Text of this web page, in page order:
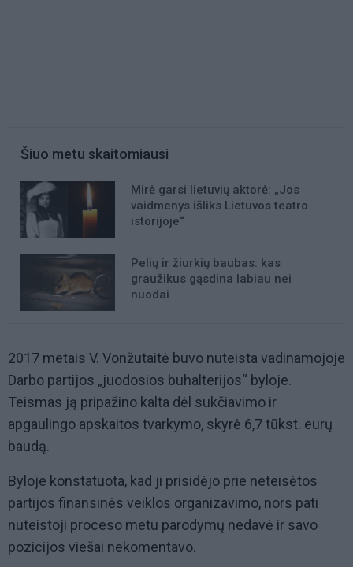
Šiuo metu skaitomiausi
Mirė garsi lietuvių aktorė: „Jos
vaidmenys išliks Lietuvos teatro
istorijoje“
Pelių ir žiurkių baubas: kas
graužikus gąsdina labiau nei
nuodai
2017 metais V. Vonžutaitė buvo nuteista vadinamojoje
Darbo partijos „juodosios buhalterijos“ byloje.
Teismas ją pripažino kalta dėl sukčiavimo ir
apgaulingo apskaitos tvarkymo, skyrė 6,7 tūkst. eurų
baudą.
Byloje konstatuota, kad ji prisidėjo prie neteisėtos
partijos finansinės veiklos organizavimo, nors pati
nuteistoji proceso metu parodymų nedavė ir savo
pozicijos viešai nekomentavo.